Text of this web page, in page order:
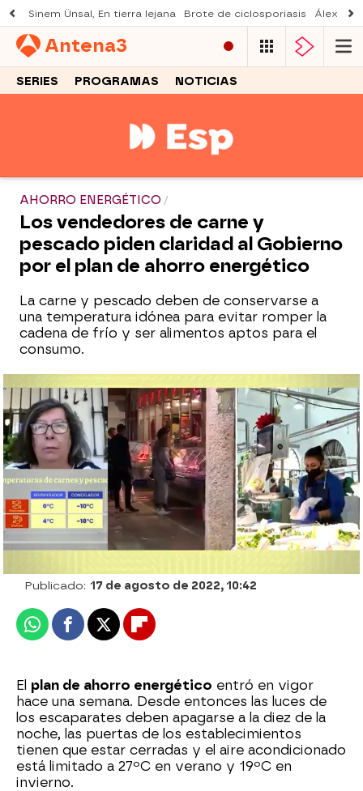
Sinem Ünsal, En tierra lejana Brote de ciclosporiasis Álex
Antena3
SERIES PROGRAMAS NOTICIAS
AHORRO ENERGÉTICO
Los vendedores de carne y
pescado piden claridad al Gobierno
por el plan de ahorro energético
La carne y pescado deben de conservarse a
una temperatura idónea para evitar romper la
cadena de frío y ser alimentos aptos para el
consumo.
Las multas a las que te puedes enfrentar si
no aplicas el Plan de Ahorro Energético
Espejo Público
Publicado: 17 de agosto de 2022, 10:42
WhatsappFacebook
X Flipboard
El plan de ahorro energético entró en vigor
hace una semana. Desde entonces las luces de
los escaparates deben apagarse a la diez de la
noche, las puertas de los establecimientos
tienen que estar cerradas y el aire acondicionado
está limitado a 27ºC en verano y 19ºC en
invierno.